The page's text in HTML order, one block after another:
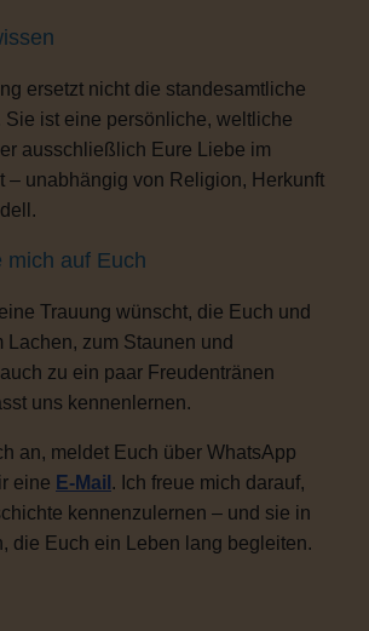
ersetzt nicht die standesamtliche
Sie ist eine persönliche, weltliche
ausschließlich Eure Liebe im
– unabhängig von Religion, Herkunft
mich auf Euch
Trauung wünscht, die Euch und
Lachen, zum Staunen und
zu ein paar Freudentränen
uns kennenlernen.
an, meldet Euch über WhatsApp
eine E-Mail . Ich freue mich darauf,
kennenzulernen – und sie in
die Euch ein Leben lang begleiten.